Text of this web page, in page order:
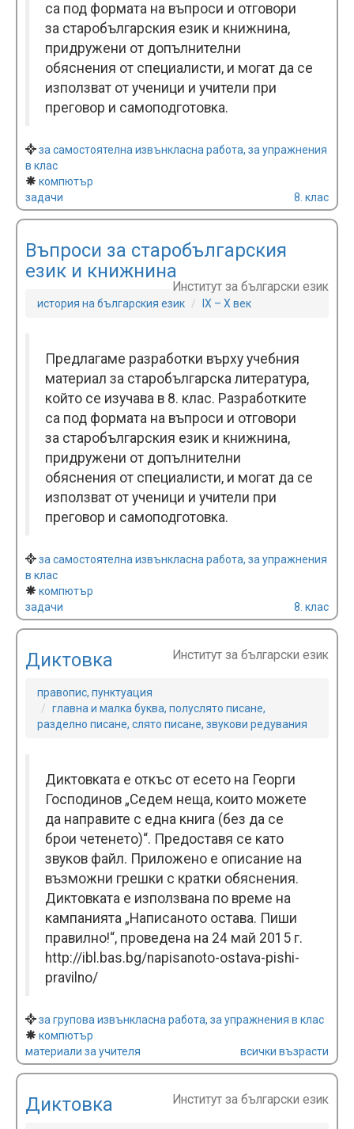
са под формата на въпроси и отговори
за старобългарския език и книжнина,
придружени от допълнителни
обяснения от специалисти, и могат да се
използват от ученици и учители при
преговор и самоподготовка.
за самостоятелна извънкласна работа, за упражнения
в клас
компютър
задачи
8. клас
Въпроси за старобългарския
език и книжнина
Институт за български език
история на българския език IX – X век
Предлагаме разработки върху учебния
материал за старобългарска литература,
който се изучава в 8. клас. Разработките
са под формата на въпроси и отговори
за старобългарския език и книжнина,
придружени от допълнителни
обяснения от специалисти, и могат да се
използват от ученици и учители при
преговор и самоподготовка.
за самостоятелна извънкласна работа, за упражнения
в клас
компютър
задачи
8. клас
Диктовка Институт за български език
правопис, пунктуация
главна и малка буква, полуслято писане,
разделно писане, слято писане, звукови редувания
Диктовката е откъс от есето на Георги
Господинов „Седем неща, които можете
да направите с една книга (без да се
брои четенето)“. Предоставя се като
звуков файл. Прилoжено e описание на
възможни грешки с кратки обяснения.
Диктовката е използвана по време на
кампанията „Написаното остава. Пиши
правилно!“, проведена на 24 май 2015 г.
http://ibl.bas.bg/napisanoto-ostava-pishi-
pravilno/
за групова извънкласна работа, за упражнения в клас
компютър
материали за учителя
всички възрасти
Диктовка Институт за български език